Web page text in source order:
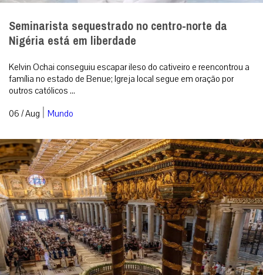
Seminarista sequestrado no centro-norte da
Nigéria está em liberdade
Kelvin Ochai conseguiu escapar ileso do cativeiro e reencontrou a
família no estado de Benue; Igreja local segue em oração por
outros católicos ...
06 / Aug | Mundo